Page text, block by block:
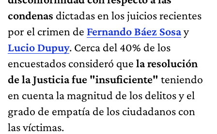
condenas dictadas en los juicios recientes
por el crimen de Fernando Báez Sosay
Lucio Dupuy. Cerca del 40% de los
encuestados consideró que la resolución
de la Justicia fue "insuficiente" teniendo
en cuenta la magnitud de los delitos y el
grado de empatía de los ciudadanos con
las víctimas.